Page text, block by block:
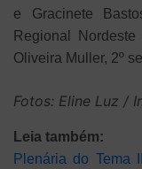
e Gracinete
Regional
Oliveira Muller, 2º
Fotos: Eline Luz /
Leia também:
Plenária do Tema